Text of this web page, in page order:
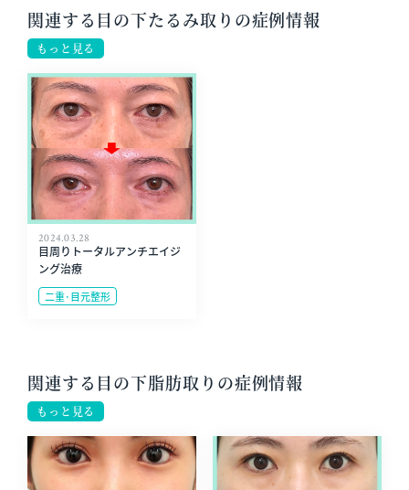
関連する目の下たるみ取りの症例情報
もっと見る
2024.03.28
目周りトータルアンチエイジ
ング治療
二重･目元整形
関連する目の下脂肪取りの症例情報
もっと見る